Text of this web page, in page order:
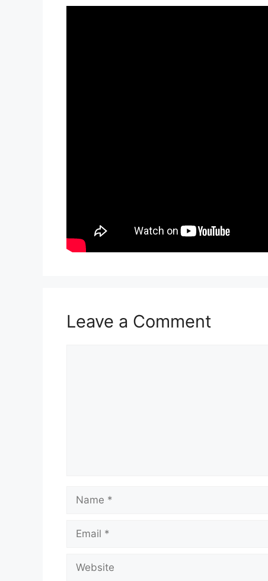
Leave a Comment
Name
Email
Website